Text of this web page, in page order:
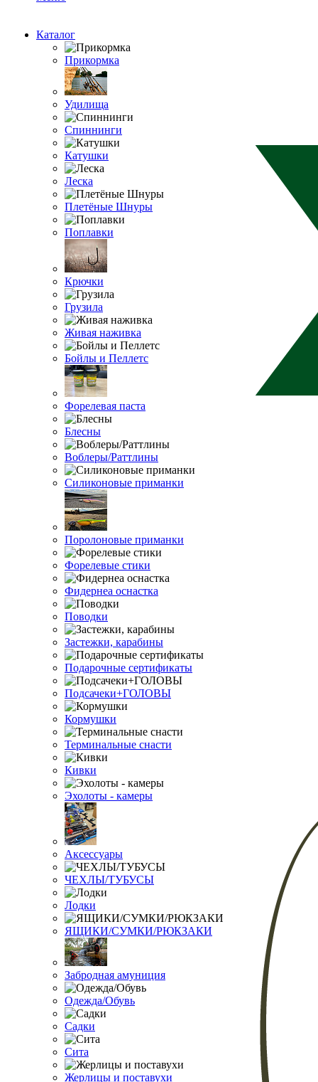
Каталог
Прикормка
Удилища
Спиннинги
Катушки
Леска
Плетёные Шнуры
Поплавки
Крючки
Грузила
Живая наживка
Бойлы и Пеллетс
Форелевая паста
Блесны
Воблеры/Раттлины
Силиконовые приманки
Поролоновые приманки
Форелевые стики
Фидернеа оснастка
Поводки
Застежки, карабины
Подарочные сертификаты
Подсачеки+ГОЛОВЫ
Кормушки
Терминальные снасти
Кивки
Эхолоты - камеры
Аксессуары
ЧЕХЛЫ/ТУБУСЫ
Лодки
ЯЩИКИ/СУМКИ/РЮКЗАКИ
Забродная амуниция
Одежда/Обувь
Садки
Сита
Жерлицы и поставухи